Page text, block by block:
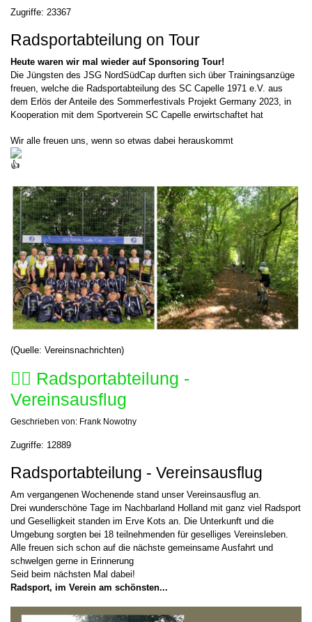
Zugriffe: 23367
Radsportabteilung on Tour
Heute waren wir mal wieder auf Sponsoring Tour!
Die Jüngsten des JSG NordSüdCap durften sich über Trainingsanzüge
freuen, welche die Radsportabteilung des SC Capelle 1971 e.V. aus
dem Erlös der Anteile des Sommerfestivals Projekt Germany 2023, in
Kooperation mit dem Sportverein SC Capelle erwirtschaftet hat
Wir alle freuen uns, wenn so etwas dabei herauskommt
(Quelle: Vereinsnachrichten)
🚴‍♂️ Radsportabteilung -
Vereinsausflug
Geschrieben von: Frank Nowotny
Zugriffe: 12889
Radsportabteilung - Vereinsausflug
Am vergangenen Wochenende stand unser Vereinsausflug an.
Drei wunderschöne Tage im Nachbarland Holland mit ganz viel Radsport
und Geselligkeit standen im Erve Kots an. Die Unterkunft und die
Umgebung sorgten bei 18 teilnehmenden für geselliges Vereinsleben.
Alle freuen sich schon auf die nächste gemeinsame Ausfahrt und
schwelgen gerne in Erinnerung
Seid beim nächsten Mal dabei!
Radsport, im Verein am schönsten...